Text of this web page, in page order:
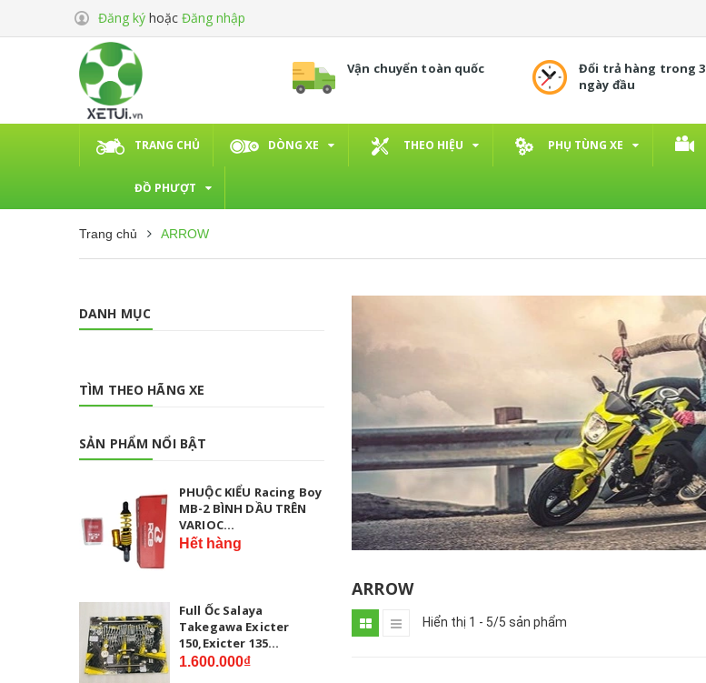
Đăng ký hoặc Đăng nhập
Vận chuyển toàn quốc
Đổi trả hàng trong 3
ngày đầu
TRANG CHỦ DÒNG XE THEO HIỆU PHỤ TÙNG XE
ĐỒ PHƯỢT
Trang chủ ARROW
ARROW
Hiển thị 1 - 5/5 sản phẩm
DANH MỤC
TÌM THEO HÃNG XE
SẢN PHẨM NỔI BẬT
PHUỘC KIỂU Racing Boy
MB-2 BÌNH DẦU TRÊN
VARIOC...
Hết hàng
Full Ốc Salaya
Takegawa Exicter
150,Exicter 135...
1.600.000₫